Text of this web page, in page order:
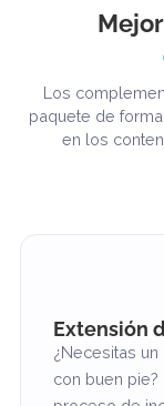
equipos que
plazo, no solo
Reservar